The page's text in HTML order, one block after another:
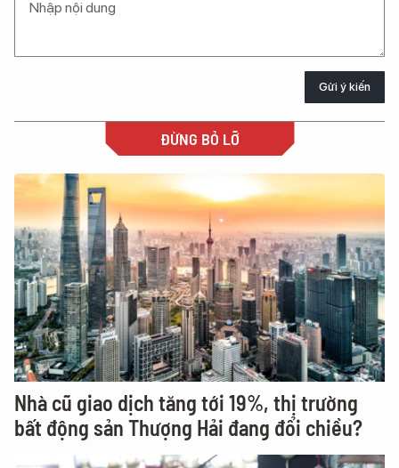
Gửi ý kiến
ĐỪNG BỎ LỠ
Nhà cũ giao dịch tăng tới 19%, thị trường
bất động sản Thượng Hải đang đổi chiều?